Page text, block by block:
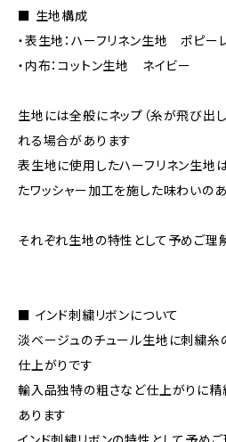
■ 生地構成
・表生地：ハーフリネン生地 ポピー
・内布：コットン生地 ネイビー
生地には全般にネップ（糸が飛び出
れる場合があります
表生地に使用したハーフリネン生地
たワッシャー加工を施した味わいの
それぞれ生地の特性として予めご理
■ インド刺繍リボンについて
淡ベージュのチュール生地に刺繍糸
仕上がりです
輸入品独特の粗さなど仕上がりに精
あります